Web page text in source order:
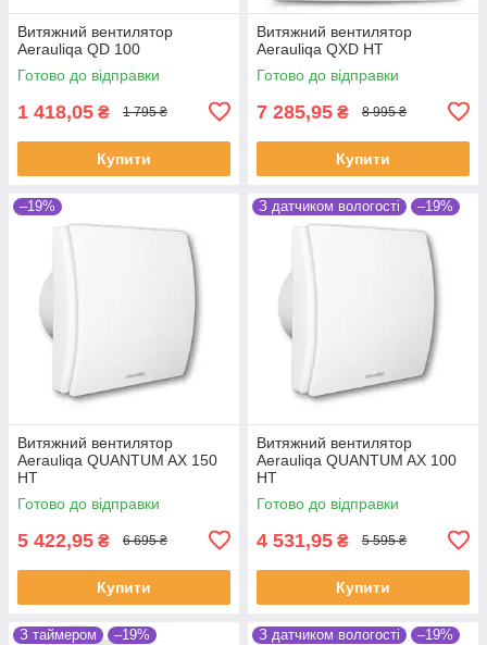
Витяжний вентилятор
Aerauliqa QD 100
Готово до відправки
1 418,05 ₴ 1 795 ₴
Купити
Витяжний вентилятор
Aerauliqa QXD HT
Готово до відправки
7 285,95 ₴ 8 995 ₴
Купити
–19%
Витяжний вентилятор
Aerauliqa QUANTUM AX 150
HT
Готово до відправки
5 422,95 ₴ 6 695 ₴
Купити
З датчиком вологості –19%
Витяжний вентилятор
Aerauliqa QUANTUM AX 100
HT
Готово до відправки
4 531,95 ₴ 5 595 ₴
Купити
З таймером –19% З датчиком вологості –19%